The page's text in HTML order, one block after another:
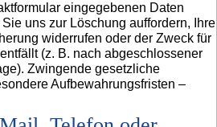
eingegebenen Daten
uns zur Löschung auffordern, Ihre
widerrufen oder der Zweck für
(z. B. nach abgeschlossener
Zwingende gesetzliche
Aufbewahrungsfristen –